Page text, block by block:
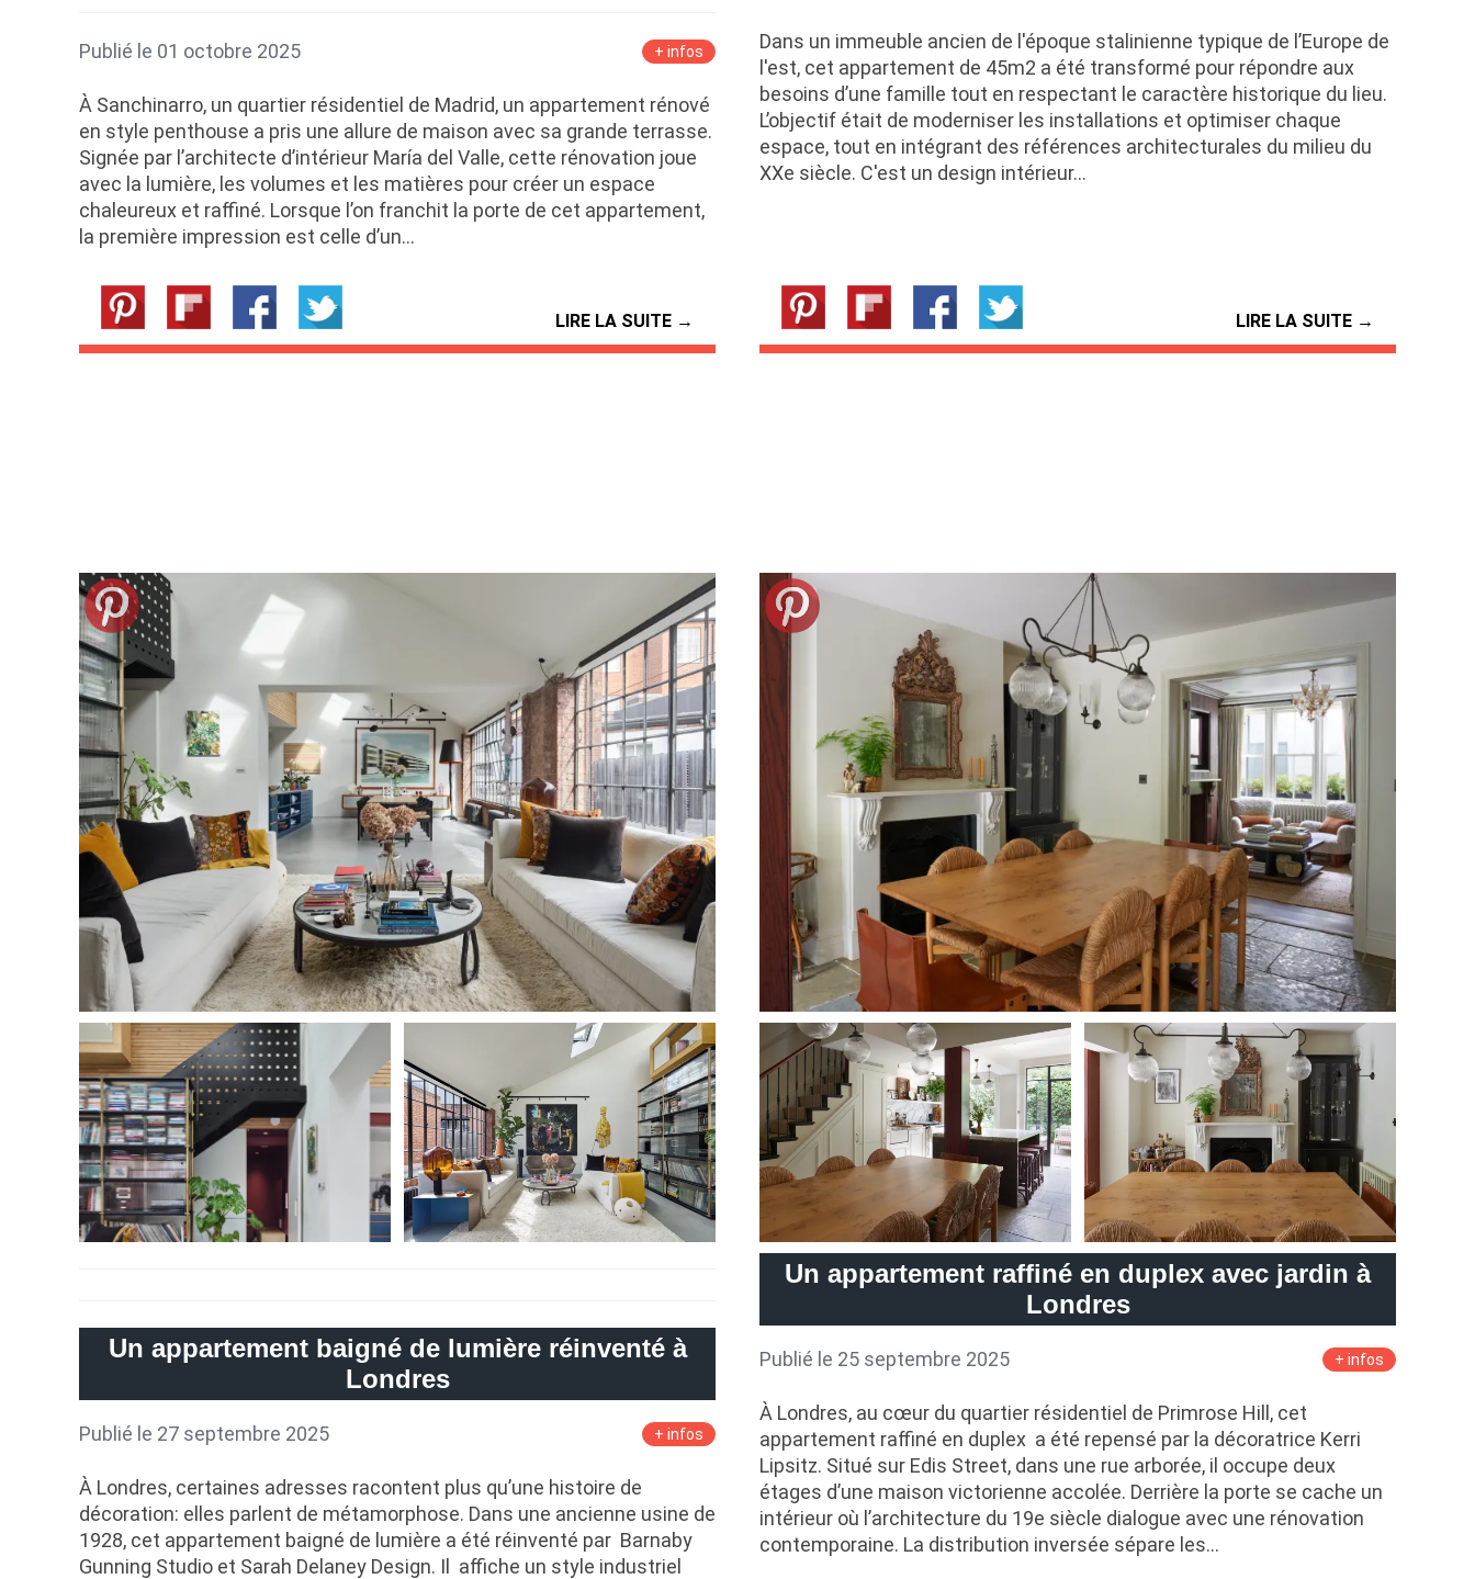
Publié le 01 octobre 2025 + infos
À Sanchinarro, un quartier résidentiel de Madrid, un appartement rénové
en style penthouse a pris une allure de maison avec sa grande terrasse.
Signée par l’architecte d’intérieur María del Valle, cette rénovation joue
avec la lumière, les volumes et les matières pour créer un espace
chaleureux et raffiné. Lorsque l’on franchit la porte de cet appartement,
la première impression est celle d’un…
LIRE LA SUITE →
Dans un immeuble ancien de l'époque stalinienne typique de l’Europe de
l'est, cet appartement de 45m2 a été transformé pour répondre aux
besoins d’une famille tout en respectant le caractère historique du lieu.
L’objectif était de moderniser les installations et optimiser chaque
espace, tout en intégrant des références architecturales du milieu du
XXe siècle. C'est un design intérieur…
LIRE LA SUITE →
Un appartement baigné de lumière réinventé à
Londres
Publié le 27 septembre 2025 + infos
À Londres, certaines adresses racontent plus qu’une histoire de
décoration: elles parlent de métamorphose. Dans une ancienne usine de
1928, cet appartement baigné de lumière a été réinventé par Barnaby
Gunning Studio et Sarah Delaney Design. Il affiche un style industriel
Un appartement raffiné en duplex avec jardin à
Londres
Publié le 25 septembre 2025 + infos
À Londres, au cœur du quartier résidentiel de Primrose Hill, cet
appartement raffiné en duplex a été repensé par la décoratrice Kerri
Lipsitz. Situé sur Edis Street, dans une rue arborée, il occupe deux
étages d’une maison victorienne accolée. Derrière la porte se cache un
intérieur où l’architecture du 19e siècle dialogue avec une rénovation
contemporaine. La distribution inversée sépare les…